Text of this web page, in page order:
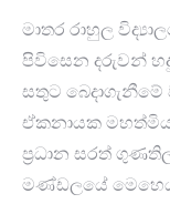
මාතර රාහුල
පිවිසෙන දරුවන්
සතුට
ඒකනායක
ප්‍රධාන සරත්
මණ්ඩලයේ